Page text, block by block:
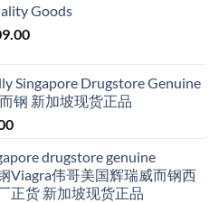
through
S$209.00
Goods
Price
through
S$209.00
Singapore Drugstore Genuine
钢 新加坡现货正品
Current
is:
S$79.00.
drugstore genuine
Viagra伟哥美国辉瑞威而钢西
正货 新加坡现货正品